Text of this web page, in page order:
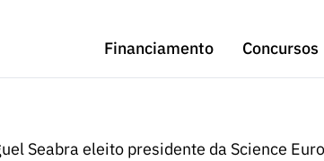
Financiamento
Concursos
Seabra eleito presidente da Science